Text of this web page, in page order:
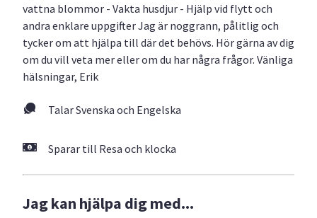
vattna blommor - Vakta husdjur - Hjälp vid flytt och
andra enklare uppgifter Jag är noggrann, pålitlig och
tycker om att hjälpa till där det behövs. Hör gärna av dig
om du vill veta mer eller om du har några frågor. Vänliga
hälsningar, Erik
Talar Svenska och Engelska
Sparar till Resa och klocka
Jag kan hjälpa dig med...